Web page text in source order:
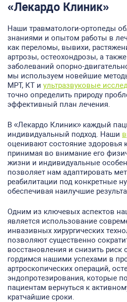
«Лекардо Клиник»
Наши травматологи-ортопеды
знаниями и опытом работы в
как переломы, вывихи,
артрозы, остеохондрозы, а
заболеваний опорно-
мы используем новейшие
МРТ, КТ и ультразвуковые
точно определить природу
эффективный план лечения.
В «Лекардо Клиник» каждый
индивидуальный подход. Наши
оценивают состояние здоровья
принимая во внимание его
жизни и индивидуальные
позволяет нам адаптировать
реабилитации под конкретные
обеспечивая наилучшие
Одним из ключевых аспектов
является использование
инвазивных хирургических
позволяют существенно
восстановления и снизить
гордимся нашими успехами в
артроскопических операций,
эндопротезирования, которые
пациентам вернуться к
кратчайшие сроки.